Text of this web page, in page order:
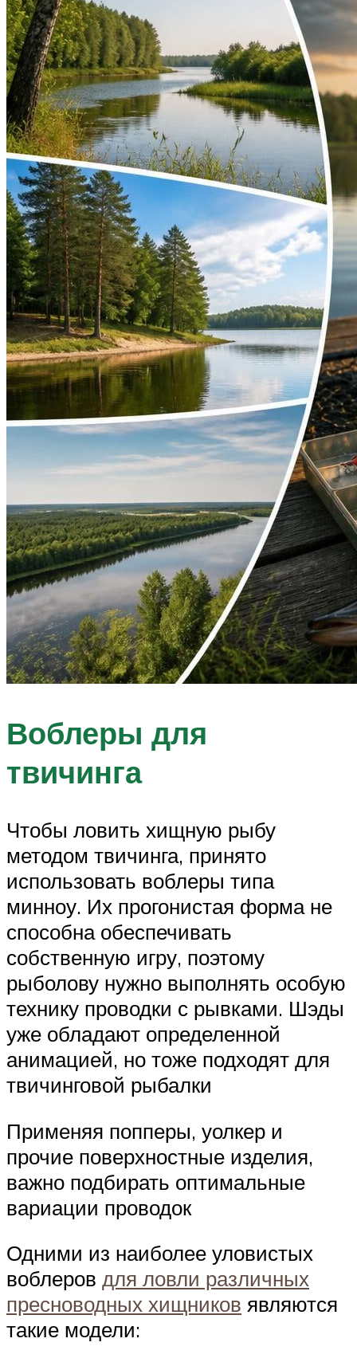
Воблеры для
твичинга
Чтобы ловить хищную рыбу
методом твичинга, принято
использовать воблеры типа
минноу. Их прогонистая форма не
способна обеспечивать
собственную игру, поэтому
рыболову нужно выполнять особую
технику проводки с рывками. Шэды
уже обладают определенной
анимацией, но тоже подходят для
твичинговой рыбалки
Применяя попперы, уолкер и
прочие поверхностные изделия,
важно подбирать оптимальные
вариации проводок
Одними из наиболее уловистых
воблеров для ловли различных
пресноводных хищников являются
такие модели: